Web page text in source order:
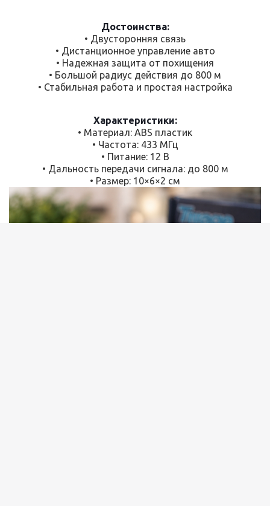
Достоинства:
• Двусторонняя связь
• Дистанционное управление авто
• Надежная защита от похищения
• Большой радиус действия до 800 м
• Стабильная работа и простая настройка
Характеристики:
• Материал: ABS пластик
• Частота: 433 МГц
• Питание: 12 В
• Дальность передачи сигнала: до 800 м
• Размер: 10×6×2 см